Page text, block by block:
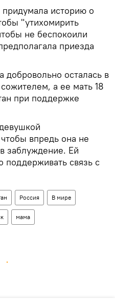
историю о
"утихомирить
не беспокоили
приезда
добровольно осталась в
а ее мать 18
при поддержке
впредь она не
заблуждение. Ей
поддерживать связь с
Россия В мире
мама